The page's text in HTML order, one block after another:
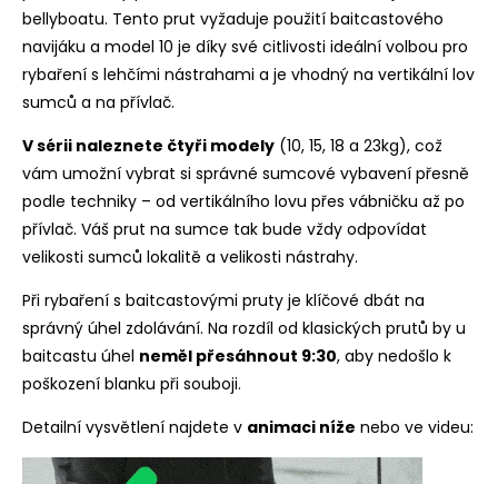
bellyboatu. Tento prut vyžaduje použití baitcastového
navijáku a model 10 je díky své citlivosti ideální volbou pro
rybaření s lehčími nástrahami a je vhodný na vertikální lov
sumců a na přívlač.
V sérii naleznete čtyři modely (10, 15, 18 a 23kg), což
vám umožní vybrat si správné sumcové vybavení přesně
podle techniky – od vertikálního lovu přes vábničku až po
přívlač. Váš prut na sumce tak bude vždy odpovídat
velikosti sumců lokalitě a velikosti nástrahy.
Při rybaření s baitcastovými pruty je klíčové dbát na
správný úhel zdolávání. Na rozdíl od klasických prutů by u
baitcastu úhel neměl přesáhnout 9:30, aby nedošlo k
poškození blanku při souboji.
Detailní vysvětlení najdete v animaci níže nebo ve videu: